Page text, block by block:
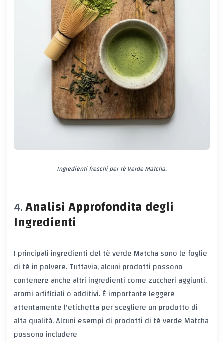
Ingredienti freschi per Tè Verde Matcha.
Analisi Approfondita degli
Ingredienti
I principali ingredienti del tè verde Matcha sono le foglie
di tè in polvere. Tuttavia, alcuni prodotti possono
contenere anche altri ingredienti come zuccheri aggiunti,
aromi artificiali o additivi. È importante leggere
attentamente l'etichetta per scegliere un prodotto di
alta qualità. Alcuni esempi di prodotti di tè verde Matcha
possono includere